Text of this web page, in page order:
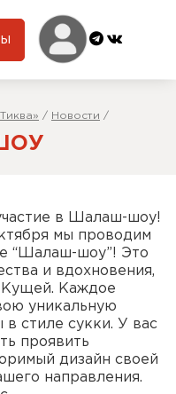
/ Новости /
в Шалаш-шоу!
мы проводим
“Шалаш-шоу”! Это
и вдохновения,
Кущей. Каждое
уникальную
стиле сукки. У вас
проявить
дизайн своей
направления.